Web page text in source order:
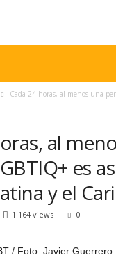
Cada 24 horas, al menos una
al
es
y el
1.164 views 0
/ Foto: Javier Guerrero